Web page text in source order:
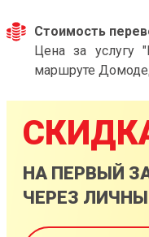
Стоимость
Цена за услугу
маршруте
НА ПЕРВЫЙ
ЧЕРЕЗ